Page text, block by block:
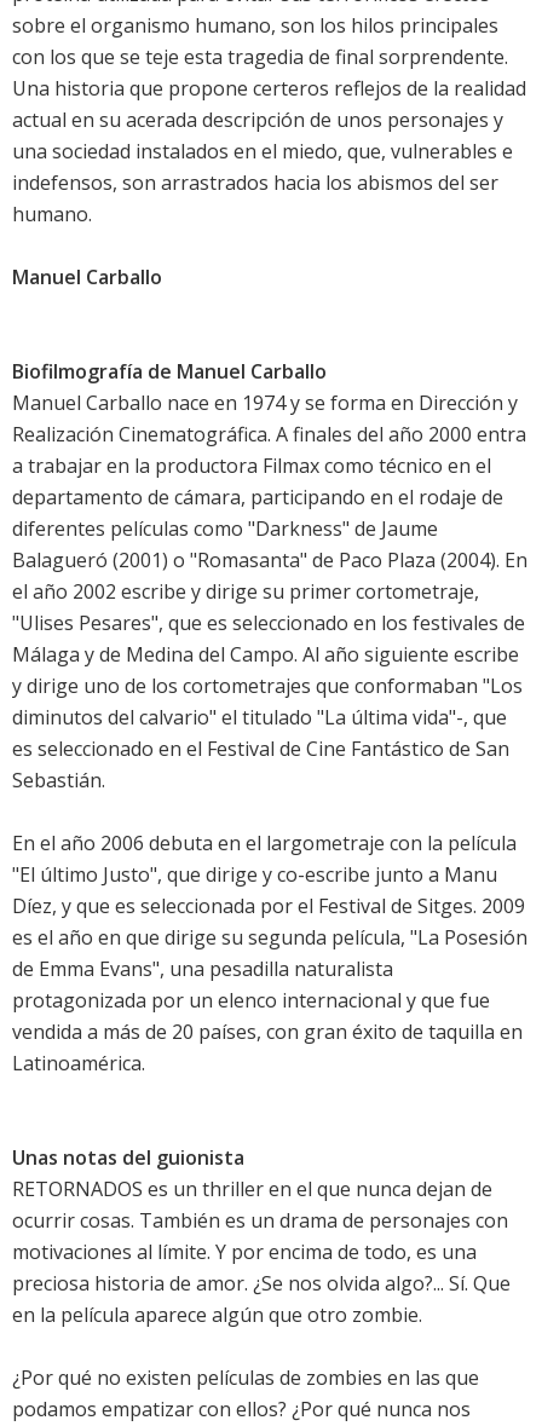
sobre el organismo humano, son los hilos principales
con los que se teje esta tragedia de final sorprendente.
Una historia que propone certeros reflejos de la realidad
actual en su acerada descripción de unos personajes y
una sociedad instalados en el miedo, que, vulnerables e
indefensos, son arrastrados hacia los abismos del ser
humano.
Manuel Carballo
Biofilmografía de Manuel Carballo
Manuel Carballo nace en 1974 y se forma en Dirección y
Realización Cinematográfica. A finales del año 2000 entra
a trabajar en la productora Filmax como técnico en el
departamento de cámara, participando en el rodaje de
diferentes películas como "Darkness" de Jaume
Balagueró (2001) o "Romasanta" de Paco Plaza (2004). En
el año 2002 escribe y dirige su primer cortometraje,
"Ulises Pesares", que es seleccionado en los festivales de
Málaga y de Medina del Campo. Al año siguiente escribe
y dirige uno de los cortometrajes que conformaban "Los
diminutos del calvario" el titulado "La última vida"-, que
es seleccionado en el Festival de Cine Fantástico de San
Sebastián.
En el año 2006 debuta en el largometraje con la película
"El último Justo", que dirige y co-escribe junto a Manu
Díez, y que es seleccionada por el Festival de Sitges. 2009
es el año en que dirige su segunda película, "La Posesión
de Emma Evans", una pesadilla naturalista
protagonizada por un elenco internacional y que fue
vendida a más de 20 países, con gran éxito de taquilla en
Latinoamérica.
Unas notas del guionista
RETORNADOS es un thriller en el que nunca dejan de
ocurrir cosas. También es un drama de personajes con
motivaciones al límite. Y por encima de todo, es una
preciosa historia de amor. ¿Se nos olvida algo?... Sí. Que
en la película aparece algún que otro zombie.
¿Por qué no existen películas de zombies en las que
podamos empatizar con ellos? ¿Por qué nunca nos